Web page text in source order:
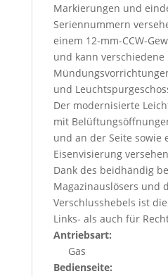
Markierungen und
Seriennummern
einem 12-mm-CCW-
und kann verschiedene
und
Der modernisierte
mit
und an der Seite sowie
Eisenvisierung
Dank des beidhändig
Magazinauslösers und
Verschlusshebels ist
Links- als auch für
Antriebsart:
Gas
Bedienseite: